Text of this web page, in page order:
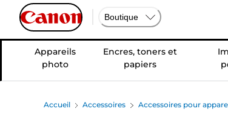
Boutique
Appareils
photo
Encres, toners et
papiers
Accueil Accessoires Accessoires pour